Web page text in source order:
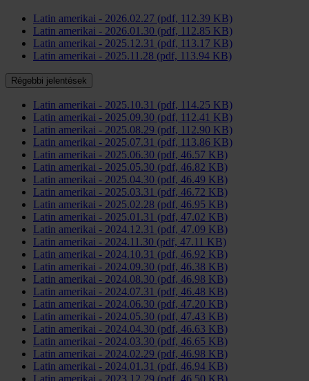
Latin amerikai - 2026.02.27 (pdf, 112.39 KB)
Latin amerikai - 2026.01.30 (pdf, 112.85 KB)
Latin amerikai - 2025.12.31 (pdf, 113.17 KB)
Latin amerikai - 2025.11.28 (pdf, 113.94 KB)
Régebbi jelentések
Latin amerikai - 2025.10.31 (pdf, 114.25 KB)
Latin amerikai - 2025.09.30 (pdf, 112.41 KB)
Latin amerikai - 2025.08.29 (pdf, 112.90 KB)
Latin amerikai - 2025.07.31 (pdf, 113.86 KB)
Latin amerikai - 2025.06.30 (pdf, 46.57 KB)
Latin amerikai - 2025.05.30 (pdf, 46.82 KB)
Latin amerikai - 2025.04.30 (pdf, 46.49 KB)
Latin amerikai - 2025.03.31 (pdf, 46.72 KB)
Latin amerikai - 2025.02.28 (pdf, 46.95 KB)
Latin amerikai - 2025.01.31 (pdf, 47.02 KB)
Latin amerikai - 2024.12.31 (pdf, 47.09 KB)
Latin amerikai - 2024.11.30 (pdf, 47.11 KB)
Latin amerikai - 2024.10.31 (pdf, 46.92 KB)
Latin amerikai - 2024.09.30 (pdf, 46.38 KB)
Latin amerikai - 2024.08.30 (pdf, 46.98 KB)
Latin amerikai - 2024.07.31 (pdf, 46.48 KB)
Latin amerikai - 2024.06.30 (pdf, 47.20 KB)
Latin amerikai - 2024.05.30 (pdf, 47.43 KB)
Latin amerikai - 2024.04.30 (pdf, 46.63 KB)
Latin amerikai - 2024.03.30 (pdf, 46.65 KB)
Latin amerikai - 2024.02.29 (pdf, 46.98 KB)
Latin amerikai - 2024.01.31 (pdf, 46.94 KB)